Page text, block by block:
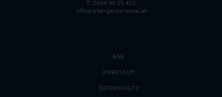
T 0664 96 25 423
office@bergerpersonal.at
AGB
IMPRESSUM
DATENSCHUTZ